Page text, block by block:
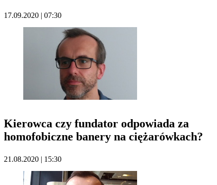
17.09.2020 | 07:30
Kierowca czy fundator odpowiada za
homofobiczne banery na ciężarówkach?
21.08.2020 | 15:30